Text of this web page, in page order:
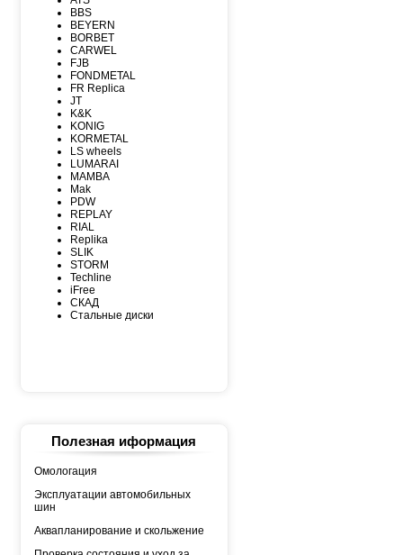
VREDЕSTEIN
WESTLAKE
WINDFORCE
YOKOHAMA
АШК
БЕЛШИНА
КАМА
Росава
BBS
BEYERN
BORBET
CARWEL
FJB
FONDMETAL
FR Replica
JT
K&K
KONIG
KORMETAL
LS wheels
LUMARAI
MAMBA
Mak
PDW
REPLAY
RIAL
Replika
SLIK
STORM
Techline
iFree
СКАД
Стальные диски
Полезная иформация
Омологация
Эксплуатации автомобильных
шин
Аквапланирование и скольжение